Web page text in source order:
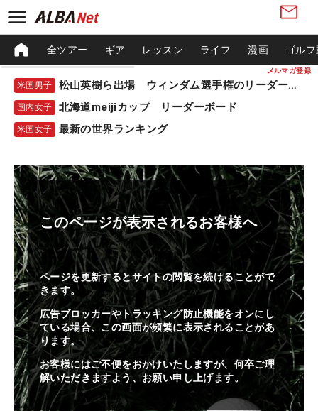
メルマガ登録
全ツアー ギア レッスン ライフ 漫画 ゴル
米国男子 松山英樹ら出場 ウィンダム選手権のリーダーボード
国内女子 北海道meijiカップ リーダーボード
米国女子 最新の世界ランキング
このページが表示されるお客様へ
ページを更新するとサイトの閲覧を続けることがで
きます。
広告ブロッカーやトラッキング防止機能をオンにし
ている場合、この画面が頻繁に表示されることがあ
ります。
お客様にはご不便をおかけいたしますが、何卒ご理
解いただきますよう、お願い申し上げます。